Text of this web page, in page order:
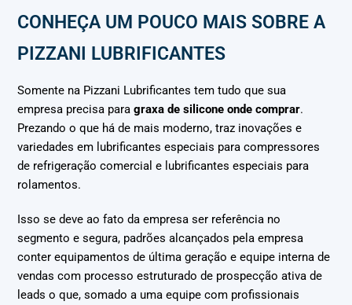
CONHEÇA UM POUCO MAIS SOBRE A
PIZZANI LUBRIFICANTES
Somente na Pizzani Lubrificantes tem tudo que sua
empresa precisa paragraxa de silicone onde comprar.
Prezando o que há de mais moderno, traz inovações e
variedades em lubrificantes especiais para compressores
de refrigeração comercial e lubrificantes especiais para
rolamentos.
Isso se deve ao fato da empresa ser referência no
segmento e segura, padrões alcançados pela empresa
conter equipamentos de última geração e equipe interna de
vendas com processo estruturado de prospecção ativa de
leads o que, somado a uma equipe com profissionais